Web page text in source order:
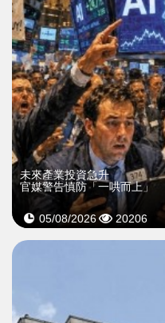
未來產業投資急升
官媒警告慎防「一哄而上」
05/08/2026 20206